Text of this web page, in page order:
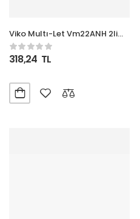
Viko Multı-Let Vm22ANH 2li
2mt Anahtarlı Kablolu
(90117202)
318,24 TL